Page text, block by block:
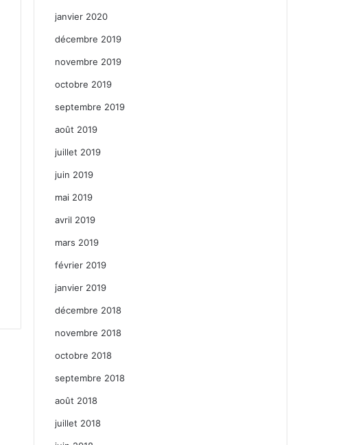
janvier 2020
décembre 2019
novembre 2019
octobre 2019
septembre 2019
août 2019
juillet 2019
juin 2019
mai 2019
avril 2019
mars 2019
février 2019
janvier 2019
décembre 2018
novembre 2018
octobre 2018
septembre 2018
août 2018
juillet 2018